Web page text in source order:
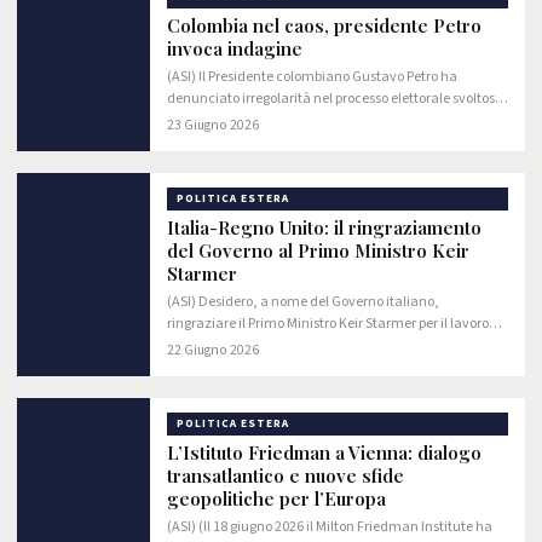
Colombia nel caos, presidente Petro
invoca indagine
(ASI) Il Presidente colombiano Gustavo Petro ha
denunciato irregolarità nel processo elettorale svoltosi
domenica scorsa, che ha visto l’affermazione con il
23 Giugno 2026
POLITICA ESTERA
Italia-Regno Unito: il ringraziamento
del Governo al Primo Ministro Keir
Starmer
(ASI) Desidero, a nome del Governo italiano,
ringraziare il Primo Ministro Keir Starmer per il lavoro
svolto insieme in questi anni.
22 Giugno 2026
POLITICA ESTERA
L’Istituto Friedman a Vienna: dialogo
transatlantico e nuove sfide
geopolitiche per l’Europa
(ASI) (Il 18 giugno 2026 il Milton Friedman Institute ha